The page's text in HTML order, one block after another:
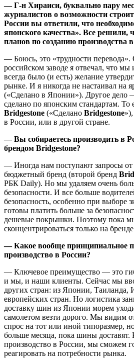
— Г-н Хираиси, буквально пару
журналистов о возможности
России вы ответили, что
японского качества». Все решили,
планов по созданию производства
— Боюсь, это «трудности
российском заводе я отвечал, что
всегда было (и есть) желание
рынке. И я никогда не настаивал на
(«Сделано в Японии»). Другое дело
сделано по японским стандартам. То
Bridgestone («Сделано Bridgestone
в России, или в другой стране.
— Вы собираетесь производить в
брендом Bridgestone?
— Иногда нам поступают запросы от
бюджетный бренд (второй бренд
РБК Daily). Но мы удаляем очень
безопасности. И все больше
безопасность, особенно при
готовы платить больше за
дешевые покрышки. Поэтому пока
сконцентрироваться только на бренде
— Какое вообще принципиальное
производство в России?
— Ключевое преимущество — это
и мы, и наши клиенты. Сейчас мы
других стран: из Японии, Таиланда,
европейских стран. Но логистика
доставку шин из Японии морем
самолетом везти дорого. Мы видим
спрос на тот или иной типоразмер,
больше месяца, пока шины доставят.
производство в России, мы сможем
реагировать на потребности рынка.